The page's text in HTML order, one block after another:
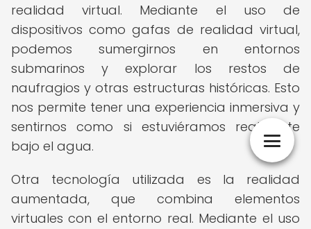
realidad virtual. Mediante el uso de
dispositivos como gafas de realidad virtual,
podemos sumergirnos en entornos
submarinos y explorar los restos de
naufragios y otras estructuras históricas. Esto
nos permite tener una experiencia inmersiva y
sentirnos como si estuviéramos realmente
bajo el agua.
Otra tecnología utilizada es la realidad
aumentada, que combina elementos
virtuales con el entorno real. Mediante el uso